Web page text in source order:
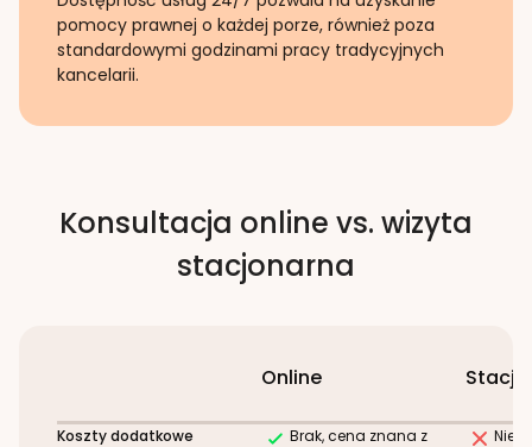
pomocy prawnej o każdej porze, również poza
standardowymi godzinami pracy tradycyjnych
kancelarii.
Konsultacja online vs. wizyta
stacjonarna
Online
Koszty dodatkowe
Brak, cena znana z